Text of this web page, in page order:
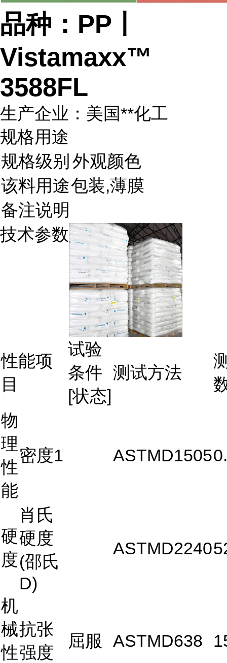
品种：PP丨
Vistamaxx™
3588FL
生产企业：美国**化工
规格用途
规格级别 外观颜色
该料用途包装,薄膜
备注说明
技术参数
性能项
目
试验
条件
[状态]
测试方法
物
理
性
能
密度1 ASTMD1505
硬
度
肖氏
硬度
(邵氏
D)
ASTMD2240
机
械
性
抗张
强度
屈服 ASTMD638